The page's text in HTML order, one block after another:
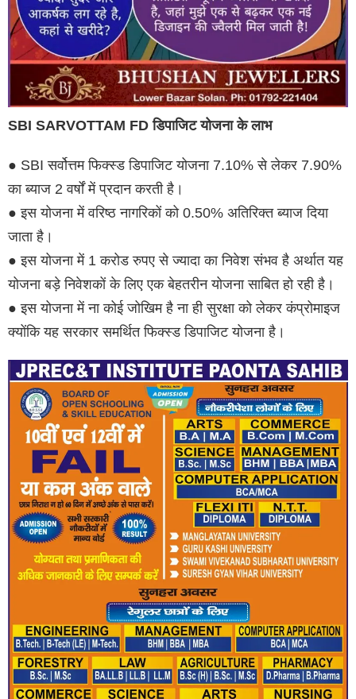
SBI SARVOTTAM FD डिपाजिट योजना के लाभ
● SBI सर्वोत्तम फिक्स्ड डिपाजिट योजना 7.10% से लेकर 7.90%
का ब्याज 2 वर्षों में प्रदान करती है।
● इस योजना में वरिष्ठ नागरिकों को 0.50% अतिरिक्त ब्याज दिया
जाता है।
● इस योजना में 1 करोड रुपए से ज्यादा का निवेश संभव है अर्थात यह
योजना बड़े निवेशकों के लिए एक बेहतरीन योजना साबित हो रही है।
● इस योजना में ना कोई जोखिम है ना ही सुरक्षा को लेकर कंप्रोमाइज
क्योंकि यह सरकार समर्थित फिक्स्ड डिपाजिट योजना है।